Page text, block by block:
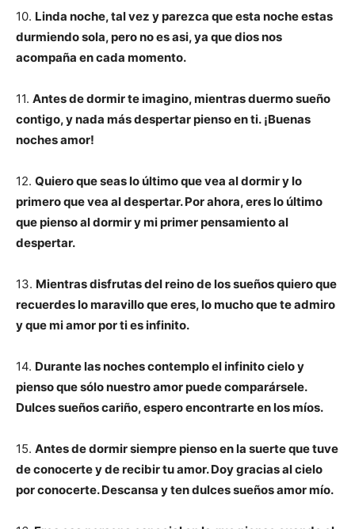
10. Linda noche, tal vez y parezca que esta noche estas
durmiendo sola, pero no es asi, ya que dios nos
acompaña en cada momento.
11. Antes de dormir te imagino, mientras duermo sueño
contigo, y nada más despertar pienso en ti. ¡Buenas
noches amor!
12. Quiero que seas lo último que vea al dormir y lo
primero que vea al despertar. Por ahora, eres lo último
que pienso al dormir y mi primer pensamiento al
despertar.
13. Mientras disfrutas del reino de los sueños quiero que
recuerdes lo maravillo que eres, lo mucho que te admiro
y que mi amor por ti es infinito.
14. Durante las noches contemplo el infinito cielo y
pienso que sólo nuestro amor puede comparársele.
Dulces sueños cariño, espero encontrarte en los míos.
15. Antes de dormir siempre pienso en la suerte que tuve
de conocerte y de recibir tu amor. Doy gracias al cielo
por conocerte. Descansa y ten dulces sueños amor mío.